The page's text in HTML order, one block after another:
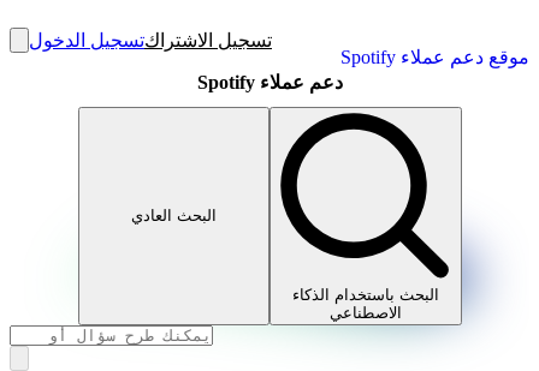
موقع دعم عملاء Spotify
تسجيل الاشتراكتسجيل الدخول
دعم عملاء Spotify
البحث باستخدام الذكاء
الاصطناعي
البحث العادي